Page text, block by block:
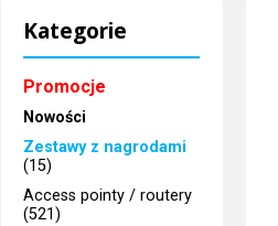
Kategorie
Promocje
Nowości
Zestawy z nagrodami
(15)
Access pointy / routery
(521)